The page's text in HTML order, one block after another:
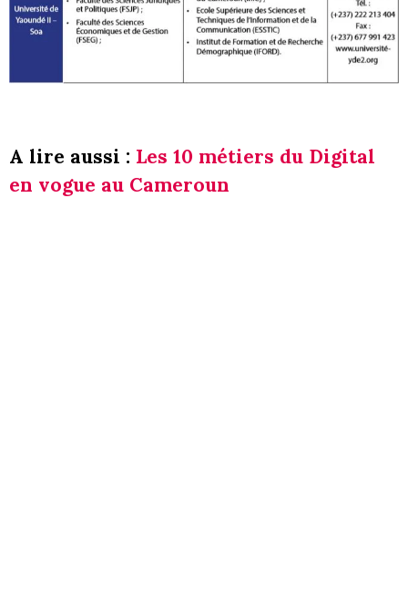
A lire aussi : Les 10 métiers du Digital
en vogue au Cameroun